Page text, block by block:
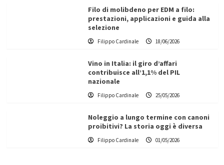
Filo di molibdeno per EDM a filo:
prestazioni, applicazioni e guida alla
selezione
Filippo Cardinale 18/06/2026
Vino in Italia: il giro d’affari
contribuisce all’1,1% del PIL
nazionale
Filippo Cardinale 25/05/2026
Noleggio a lungo termine con canoni
proibitivi? La storia oggi è diversa
Filippo Cardinale 01/05/2026